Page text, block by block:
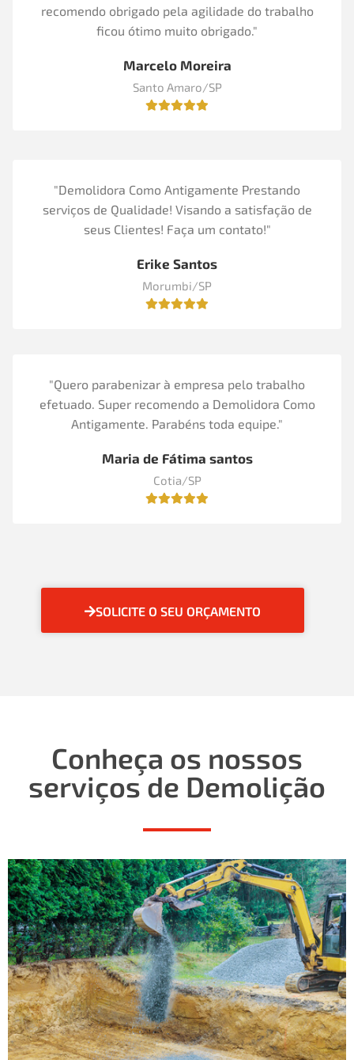
recomendo obrigado pela agilidade do trabalho
ficou ótimo muito obrigado."
Marcelo Moreira
Santo Amaro/SP
"Demolidora Como Antigamente Prestando
serviços de Qualidade! Visando a satisfação de
seus Clientes! Faça um contato!"
Erike Santos
Morumbi/SP
"Quero parabenizar à empresa pelo trabalho
efetuado. Super recomendo a Demolidora Como
Antigamente. Parabéns toda equipe."
Maria de Fátima santos
Cotia/SP
SOLICITE O SEU ORÇAMENTO
Conheça os nossos
serviços de Demolição